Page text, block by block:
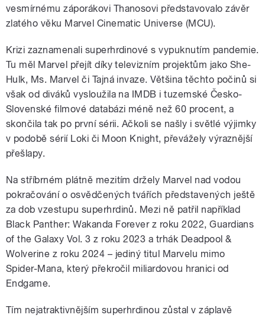
vesmírnému záporákovi Thanosovi představovalo závěr
zlatého věku Marvel Cinematic Universe (MCU).
Krizi zaznamenali superhrdinové s vypuknutím pandemie.
Tu měl Marvel přejít díky televizním projektům jako She-
Hulk, Ms. Marvel či Tajná invaze. Většina těchto počinů si
však od diváků vysloužila na IMDB i tuzemské Česko-
Slovenské filmové databázi méně než 60 procent, a
skončila tak po první sérii. Ačkoli se našly i světlé výjimky
v podobě sérií Loki či Moon Knight, převážely výraznější
přešlapy.
Na stříbrném plátně mezitím držely Marvel nad vodou
pokračování o osvědčených tvářích představených ještě
za dob vzestupu superhrdinů. Mezi ně patřil například
Black Panther: Wakanda Forever z roku 2022, Guardians
of the Galaxy Vol. 3 z roku 2023 a trhák Deadpool &
Wolverine z roku 2024 – jediný titul Marvelu mimo
Spider-Mana, který překročil miliardovou hranici od
Endgame.
Tím nejatraktivnějším superhrdinou zůstal v záplavě